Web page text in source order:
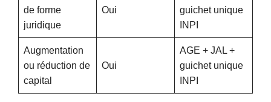
de forme
juridique
Oui
guichet unique
INPI
Augmentation
ou réduction de
capital
Oui
AGE + JAL +
guichet unique
INPI